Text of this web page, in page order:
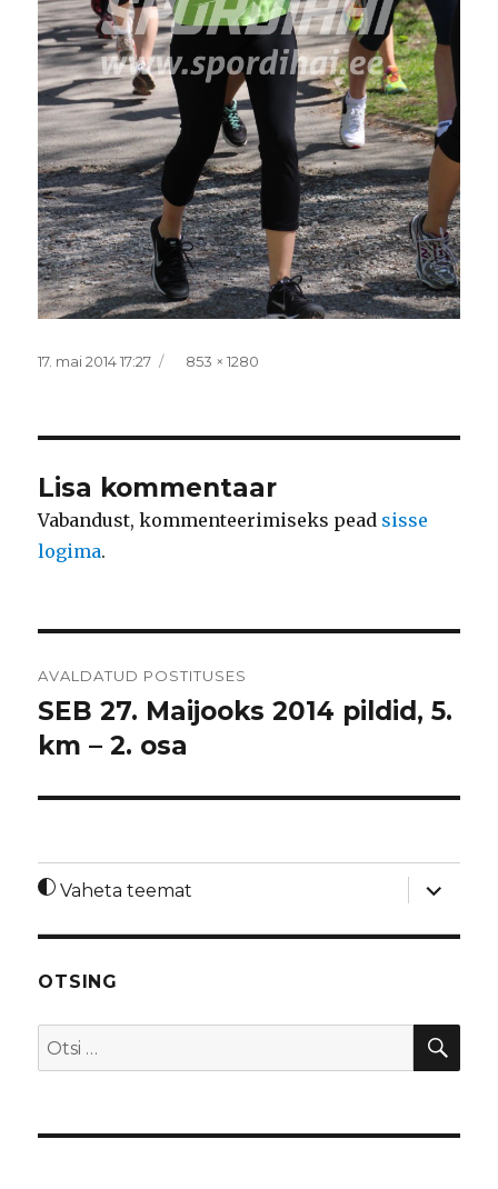
Postitatud
17. mai 2014 17:27 Täissuurus
853 × 1280
Lisa kommentaar
Vabandust, kommenteerimiseks pead sisse
logima.
AVALDATUD POSTITUSES
SEB 27. Maijooks 2014 pildid, 5.
km – 2. osa
Vaheta teemat
laienda
OTSING
Otsi: